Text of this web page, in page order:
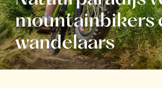
mountainbikers
wandelaars